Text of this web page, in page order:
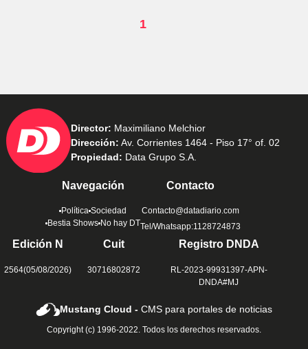
1
Director: Maximiliano Melchior
Dirección: Av. Corrientes 1464 - Piso 17° of. 02
Propiedad: Data Grupo S.A.
Navegación
Política Sociedad
Bestia Shows No hay DT
Contacto
Contacto@datadiario.com
Tel/Whatsapp:1128724873
Edición N
2564(05/08/2026)
Cuit
30716802872
Registro DNDA
RL-2023-99931397-APN-
DNDA#MJ
Mustang Cloud -CMS para portales de noticias
Copyright (c) 1996-2022. Todos los derechos reservados.